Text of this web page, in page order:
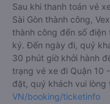
Sau khi thanh toán vé
Sài Gòn thành công,
thành công đến số
ký. Đến ngày đi, quý
30 phút giờ khởi hành
trạng vé xe đi Quận 10
đặt, quý khách vui lòng
VN/booking/ticketinfo